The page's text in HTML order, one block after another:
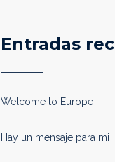
Entradas
Welcome to Europe
Hay un mensaje para mi